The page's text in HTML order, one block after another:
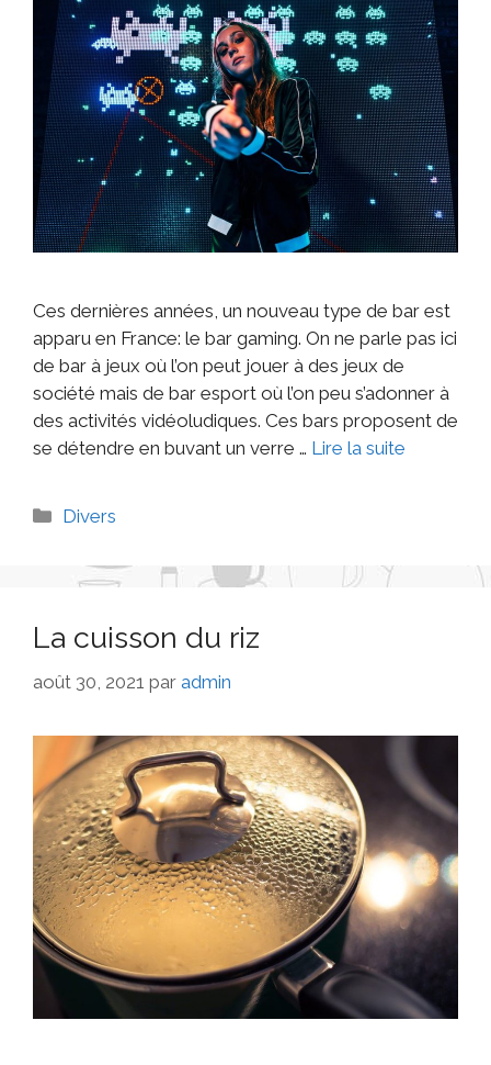
Ces dernières années, un nouveau type de bar est
apparu en France: le bar gaming. On ne parle pas ici
de bar à jeux où l’on peut jouer à des jeux de
société mais de bar esport où l’on peu s’adonner à
des activités vidéoludiques. Ces bars proposent de
se détendre en buvant un verre … Lire la suite
Divers
La cuisson du riz
août 30, 2021 par admin